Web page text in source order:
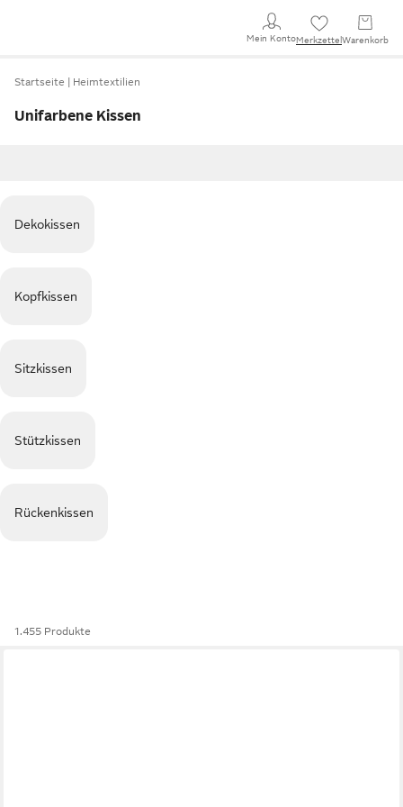
Mein KontoMerkzettel Warenkorb
Startseite Heimtextilien
Unifarbene Kissen
Dekokissen
Kopfkissen
Sitzkissen
Stützkissen
Rückenkissen
1.455 Produkte